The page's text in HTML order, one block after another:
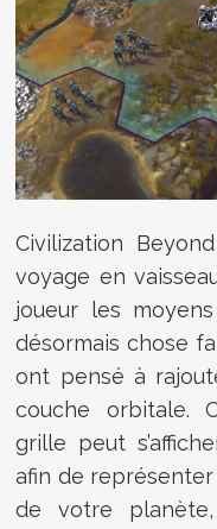
Civilization
voyage en
joueur les moyens
désormais chose
ont pensé à
couche orbitale.
grille peut
afin de représenter
de votre